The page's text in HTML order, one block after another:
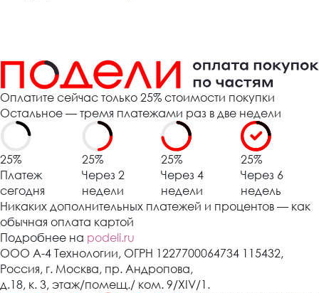
Оплатите сейчас только 25% стоимости покупки
Остальное — тремя платежами раз в две недели
25%
Платеж
сегодня
25%
Через 2
недели
25%
Через 4
недели
25%
Через 6
недель
Никаких дополнительных платежей и процентов — как
обычная оплата картой
Подробнее на podeli.ru
ООО А-4 Технологии, ОГРН 1227700064734 115432,
Россия, г. Москва, пр. Андропова,
д.18, к. 3, этаж/помещ./ ком. 9/XIV/1.